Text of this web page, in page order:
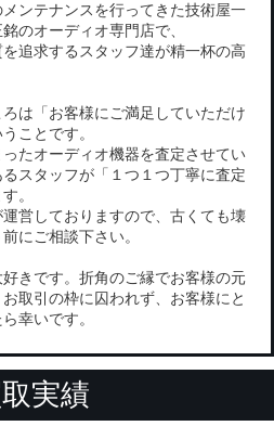
ンテナンスを行ってきた技術屋一
のオーディオ専門店で、
追求するスタッフ達が精一杯の高
は「お客様にご満足していただけ
ことです。
たオーディオ機器を査定させてい
スタッフが「１つ１つ丁寧に査定
。
営しておりますので、古くても壊
にご相談下さい。
きです。折角のご縁でお客様の元
取引の枠に囚われず、お客様にと
幸いです。
実績